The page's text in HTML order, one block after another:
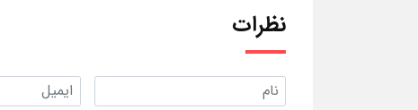
نظرات